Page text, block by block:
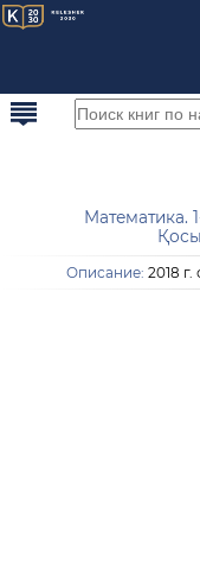
Математика.
Описание: 2018